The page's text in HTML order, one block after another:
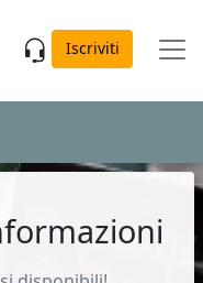
Iscriviti